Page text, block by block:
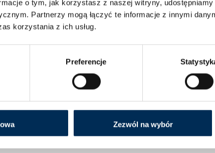
o tym, jak korzystasz z naszej witryny, udostępniamy
Partnerzy mogą łączyć te informacje z innymi
korzystania z ich usług.
Preferencje
Zezwól na wybór